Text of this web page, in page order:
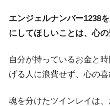
エンジェルナンバー1238
にしてほしいことは、心の
自分が持っているお金と
げる人に浪費せず、心の
魂を分けたツインレイは